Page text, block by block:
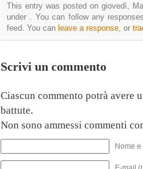
This entry was posted on giovedì,
under . You can follow any
feed. You can leave a response , or
Scrivi un commento
Ciascun commento potrà avere
battute.
Non sono ammessi commenti
Nome